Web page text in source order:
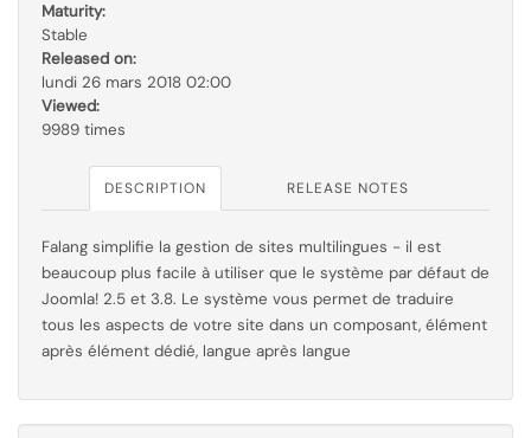
Maturity:
Stable
Released on:
lundi 26 mars 2018 02:00
Viewed:
9989 times
DESCRIPTION RELEASE NOTES
Falang simplifie la gestion de sites multilingues - il est
beaucoup plus facile à utiliser que le système par défaut de
Joomla! 2.5 et 3.8. Le système vous permet de traduire
tous les aspects de votre site dans un composant, élément
après élément dédié, langue après langue